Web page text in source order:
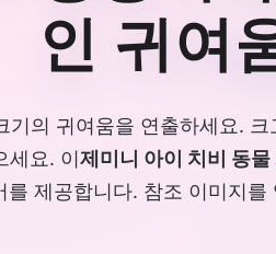
인 귀여
기의 귀여움을 연출하세요.
세요. 이제미니 아이 치비 동
를 제공합니다. 참조 이미지